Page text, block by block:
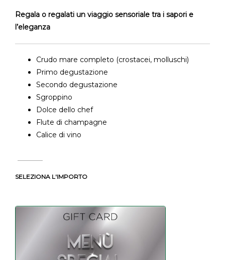
Regala o regalati un viaggio sensoriale tra i sapori e
l’eleganza
Crudo mare completo (crostacei, molluschi)
Primo degustazione
Secondo degustazione
Sgroppino
Dolce dello chef
Flute di champagne
Calice di vino
SELEZIONA L'IMPORTO